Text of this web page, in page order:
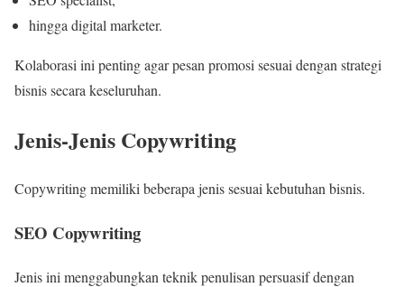
hingga digital marketer.
Kolaborasi ini penting agar pesan promosi sesuai dengan strategi
bisnis secara keseluruhan.
Jenis-Jenis Copywriting
Copywriting memiliki beberapa jenis sesuai kebutuhan bisnis.
SEO Copywriting
Jenis ini menggabungkan teknik penulisan persuasif dengan